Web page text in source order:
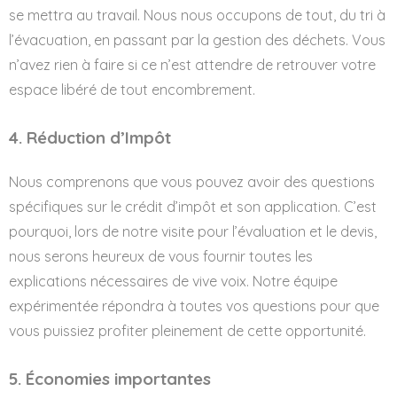
se mettra au travail. Nous nous occupons de tout, du tri à
l’évacuation, en passant par la gestion des déchets. Vous
n’avez rien à faire si ce n’est attendre de retrouver votre
espace libéré de tout encombrement.
4. Réduction d’Impôt
Nous comprenons que vous pouvez avoir des questions
spécifiques sur le crédit d’impôt et son application. C’est
pourquoi, lors de notre visite pour l’évaluation et le devis,
nous serons heureux de vous fournir toutes les
explications nécessaires de vive voix. Notre équipe
expérimentée répondra à toutes vos questions pour que
vous puissiez profiter pleinement de cette opportunité.
5. Économies importantes